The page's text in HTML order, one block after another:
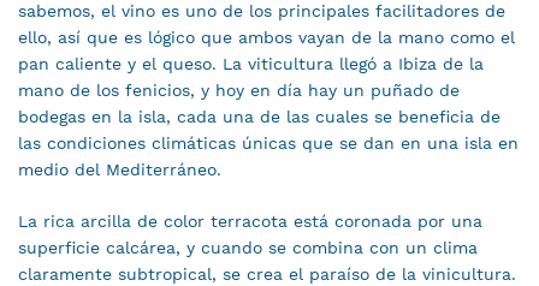
sabemos, el vino es uno de los principales facilitadores de
ello, así que es lógico que ambos vayan de la mano como el
pan caliente y el queso. La viticultura llegó a Ibiza de la
mano de los fenicios, y hoy en día hay un puñado de
bodegas en la isla, cada una de las cuales se beneficia de
las condiciones climáticas únicas que se dan en una isla en
medio del Mediterráneo.
La rica arcilla de color terracota está coronada por una
superficie calcárea, y cuando se combina con un clima
claramente subtropical, se crea el paraíso de la vinicultura.